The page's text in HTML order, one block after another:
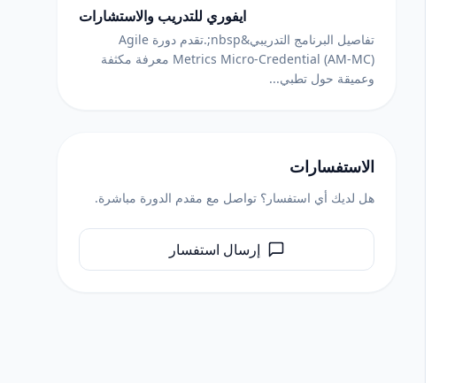
ايفوري للتدريب والاستشارات
تفاصيل البرنامج التدريبي&nbsp;.تقدم دورة Agile
Metrics Micro-Credential (AM-MC) معرفة مكثفة
وعميقة حول تطبي...
الاستفسارات
هل لديك أي استفسار؟ تواصل مع مقدم الدورة مباشرة.
إرسال استفسار